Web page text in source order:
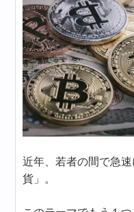
近年、若者の間で急
貨」。